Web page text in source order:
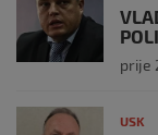
prije
USK